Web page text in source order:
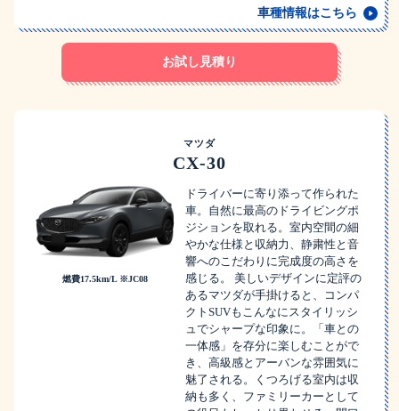
車種情報はこちら
お試し見積り
マツダ
CX-30
燃費17.5km/L ※JC08
ドライバーに寄り添って作られた
車。自然に最高のドライビングポ
ジションを取れる。室内空間の細
やかな仕様と収納力、静粛性と音
響へのこだわりに完成度の高さを
感じる。 美しいデザインに定評の
あるマツダが手掛けると、コンパ
クトSUVもこんなにスタイリッシ
ュでシャープな印象に。「車との
一体感」を存分に楽しむことがで
き、高級感とアーバンな雰囲気に
魅了される。くつろげる室内は収
納も多く、ファミリーカーとして